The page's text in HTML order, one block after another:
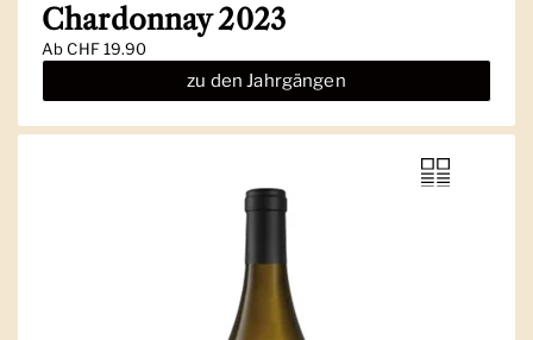
Chardonnay 2023
AbCHF 19.90
zu den Jahrgängen